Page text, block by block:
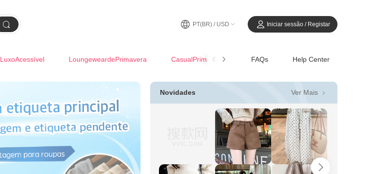
 PT(BR) / USD Iniciar sessão / Registar
LuxoAcessível LoungeweardePrimavera CasualPrimavera-Verão FAQs Help Center
Novidades Ver Mais 